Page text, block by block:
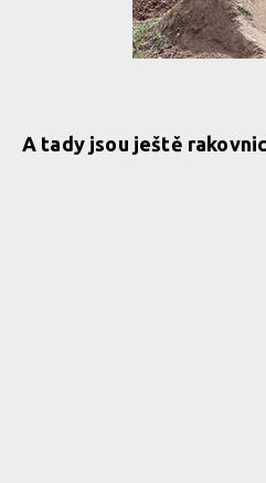
A tady jsou ještě